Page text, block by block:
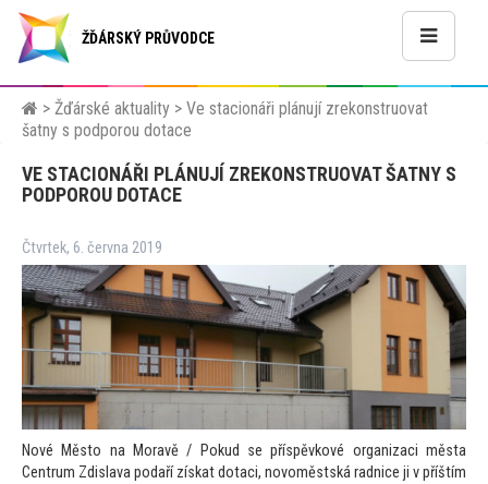
ŽĎÁRSKÝ PRŮVODCE
> Žďárské aktuality > Ve stacionáři plánují zrekonstruovat
šatny s podporou dotace
VE STACIONÁŘI PLÁNUJÍ ZREKONSTRUOVAT ŠATNY S
PODPOROU DOTACE
Čtvrtek, 6. června 2019
Nové Město na Moravě / Pokud se příspěvkové organizaci města
Centrum Zdislava podaří získat dotaci, novoměstská radnice ji v příštím